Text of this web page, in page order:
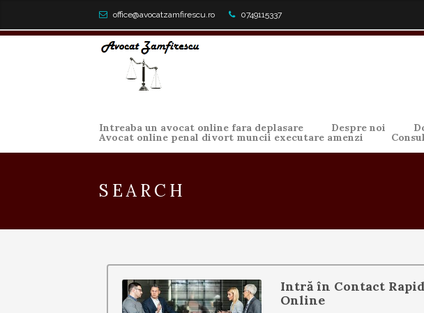
office@avocatzamfirescu.ro 0749115337
Intreaba un avocat online fara deplasare Despre noi
Avocat online penal divort muncii executare amenzi
SEARCH
Intră în Contact
Online